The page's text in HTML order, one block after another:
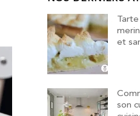
et
son